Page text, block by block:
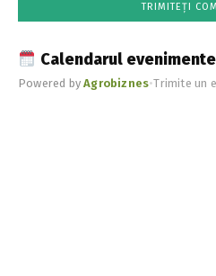
Calendarul
Powered byAgrobiznes•Trimite un